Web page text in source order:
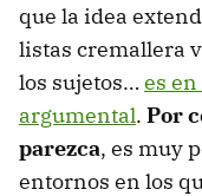
que la idea
listas cremallera
los sujetos… es
argumental. Por
parezca, es muy
entornos en los